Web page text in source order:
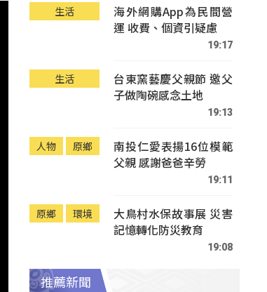
生活
海外網購App為民間營
運 收費、個資引疑慮
19:17
生活
台東窯藝慶父親節 邀父
子做陶碗感念土地
19:13
人物 原鄉
南投仁愛表揚16位模範
父親 感謝爸爸辛勞
19:11
原鄉 環境
大鳥村水保故事展 災害
記憶轉化防災教育
19:08
推薦新聞